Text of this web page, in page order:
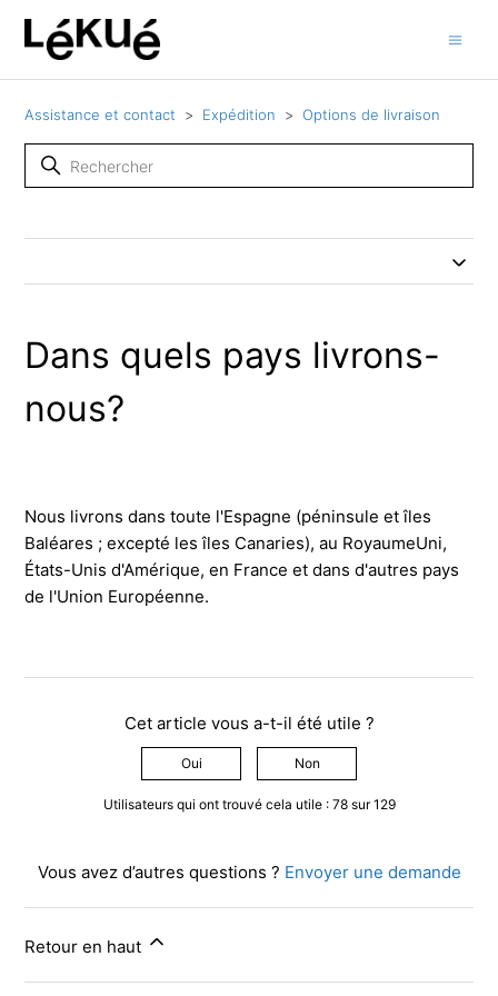
Assistance et contact Expédition Options de livraison
Dans quels pays livrons-
nous?
Nous livrons dans toute l'Espagne (péninsule et îles
Baléares ; excepté les îles Canaries), au RoyaumeUni,
États-Unis d'Amérique, en France et dans d'autres pays
de l'Union Européenne.
Cet article vous a-t-il été utile ?
Oui Non
Utilisateurs qui ont trouvé cela utile : 78 sur 129
Vous avez d’autres questions ? Envoyer une demande
Retour en haut